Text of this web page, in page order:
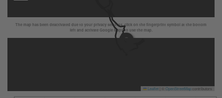
The map has been deactivated due to your privacy settings, click on the fingerprint symbol at the bottom
left and activate Google Maps to use the map.
Leaflet OpenStreetMapcontributors